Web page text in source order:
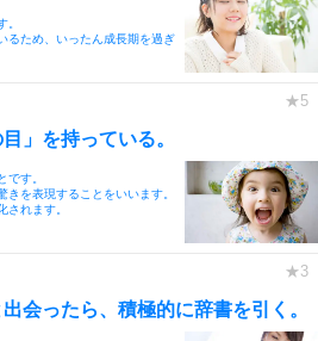
。
るため、いったん成長期を過ぎ
」を持っている。
です。
を表現することをいいます。
されます。
会ったら、積極的に辞書を引く。